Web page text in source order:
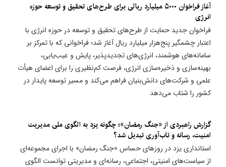
آغاز فراخوان ۵۰۰۰ میلیارد ریالی برای طرح‌های تحقیق و توسعه حوزه
انرژی
فراخوان جدید حمایت از طرح‌های تحقیق و توسعه در حوزه انرژی با
اعتبار چشمگیر پنج‌هزار میلیارد ریال آغاز شد؛ فراخوانی که با تمرکز بر
سامانه‌های هوشمند، انرژی‌های تجدیدپذیر، پایش و عیب‌یابی،
بهینه‌سازی و ذخیره‌سازی انرژی، فرصت کم‌نظیری را برای اعضای هیأت
علمی و شرکت‌های دانش‌بنیان فراهم می‌کند و مسیر توسعه پایدار در
کشور را شتاب می‌دهد
گزارش راهبردی از «جنگ رمضان»؛ چگونه یزد به الگوی ملی مدیریت
امنیت، رسانه و تاب‌آوری تبدیل شد؟
استانداری یزد در روزهای حساس «جنگ رمضان» با اجرای مجموعه‌ای
از سیاست‌های امنیتی، اجتماعی، رسانه‌ای و مدیریتی توانست الگوی